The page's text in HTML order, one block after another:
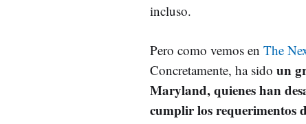
incluso.
Pero como vemos en The
Concretamente, ha sido un
Maryland, quienes han
cumplir los requerimentos